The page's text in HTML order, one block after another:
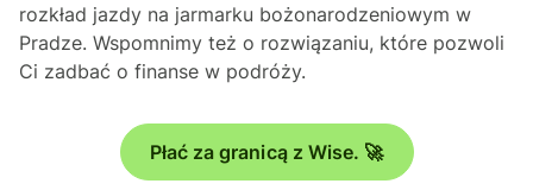
rozkład jazdy na jarmarku bożonarodzeniowym w
Pradze. Wspomnimy też o rozwiązaniu, które pozwoli
Ci zadbać o finanse w podróży.
Płać za granicą z Wise. 🚀